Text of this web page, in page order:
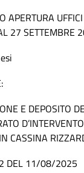
APERTURA
27 SETTEMBRE
E DEPOSITO
CASSINA
DEL 11/08/2025